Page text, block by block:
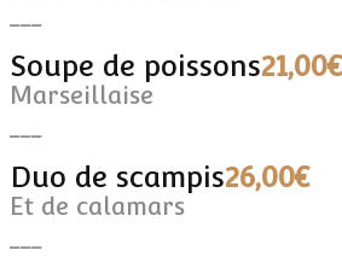
Soupe de poissons21,00€
Marseillaise
Duo de scampis26,00€
Et de calamars